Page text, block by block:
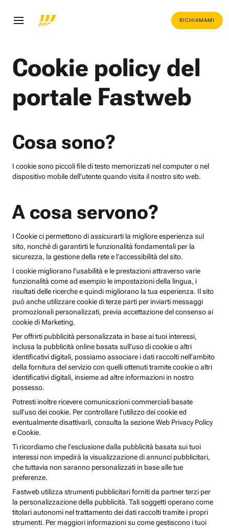
RICHIAMAMI
Cookie policy del
portale Fastweb
Cosa sono?
I cookie sono piccoli file di testo memorizzati nel computer o nel
dispositivo mobile dell'utente quando visita il nostro sito web.
A cosa servono?
I Cookie ci permettono di assicurarti la migliore esperienza sul
sito, nonché di garantirti le funzionalità fondamentali per la
sicurezza, la gestione della rete e l’accessibilità del sito.
I cookie migliorano l’usabilità e le prestazioni attraverso varie
funzionalità come ad esempio le impostazioni della lingua, i
risultati delle ricerche e quindi migliorano la tua esperienza. Il sito
può anche utilizzare cookie di terze parti per inviarti messaggi
promozionali personalizzati, previa accettazione del consenso ai
cookie di Marketing.
Per offrirti pubblicità personalizzata in base ai tuoi interessi,
inclusa la pubblicità online basata sull’uso di cookie o altri
identificativi digitali, possiamo associare i dati raccolti nell’ambito
della fornitura del servizio con quelli ottenuti tramite cookie o altri
identificativi digitali, insieme ad altre informazioni in nostro
possesso.
Potresti inoltre ricevere comunicazioni commerciali basate
sull’uso dei cookie. Per controllare l’utilizzo dei cookie ed
eventualmente disattivarli, consulta la sezione Web Privacy Policy
e Cookie.
Ti ricordiamo che l’esclusione dalla pubblicità basata sui tuoi
interessi non impedirà la visualizzazione di annunci pubblicitari,
che tuttavia non saranno personalizzati in base alle tue
preferenze.
Fastweb utilizza strumenti pubblicitari forniti da partner terzi per
la personalizzazione della pubblicità. Tali soggetti operano come
titolari autonomi nel trattamento dei dati raccolti tramite i propri
strumenti. Per maggiori informazioni su come gestiscono i tuoi